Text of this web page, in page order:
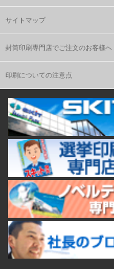
サイトマップ
封筒印刷専門店でご注文のお客様へ
印刷についての注意点